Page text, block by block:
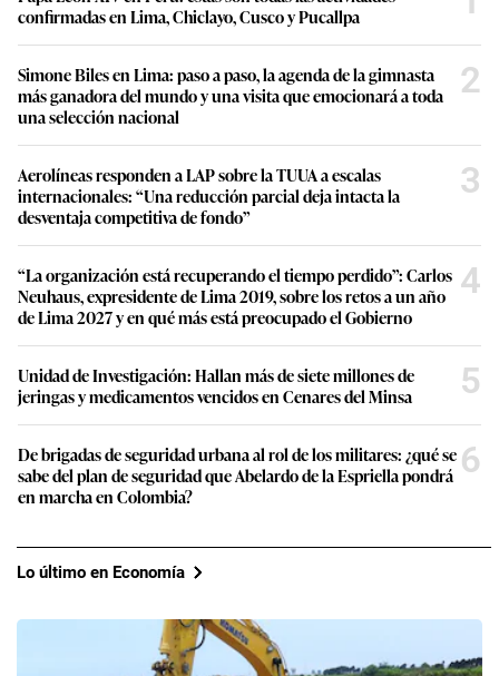
confirmadas en Lima, Chiclayo, Cusco y Pucallpa
Simone Biles en Lima: paso a paso, la agenda de la gimnasta
más ganadora del mundo y una visita que emocionará a toda
una selección nacional
2
Aerolíneas responden a LAP sobre la TUUA a escalas
internacionales: “Una reducción parcial deja intacta la
desventaja competitiva de fondo”
3
“La organización está recuperando el tiempo perdido”: Carlos
Neuhaus, expresidente de Lima 2019, sobre los retos a un año
de Lima 2027 y en qué más está preocupado el Gobierno
4
Unidad de Investigación: Hallan más de siete millones de
jeringas y medicamentos vencidos en Cenares del Minsa
5
De brigadas de seguridad urbana al rol de los militares: ¿qué se
sabe del plan de seguridad que Abelardo de la Espriella pondrá
en marcha en Colombia?
6
Lo último en Economía